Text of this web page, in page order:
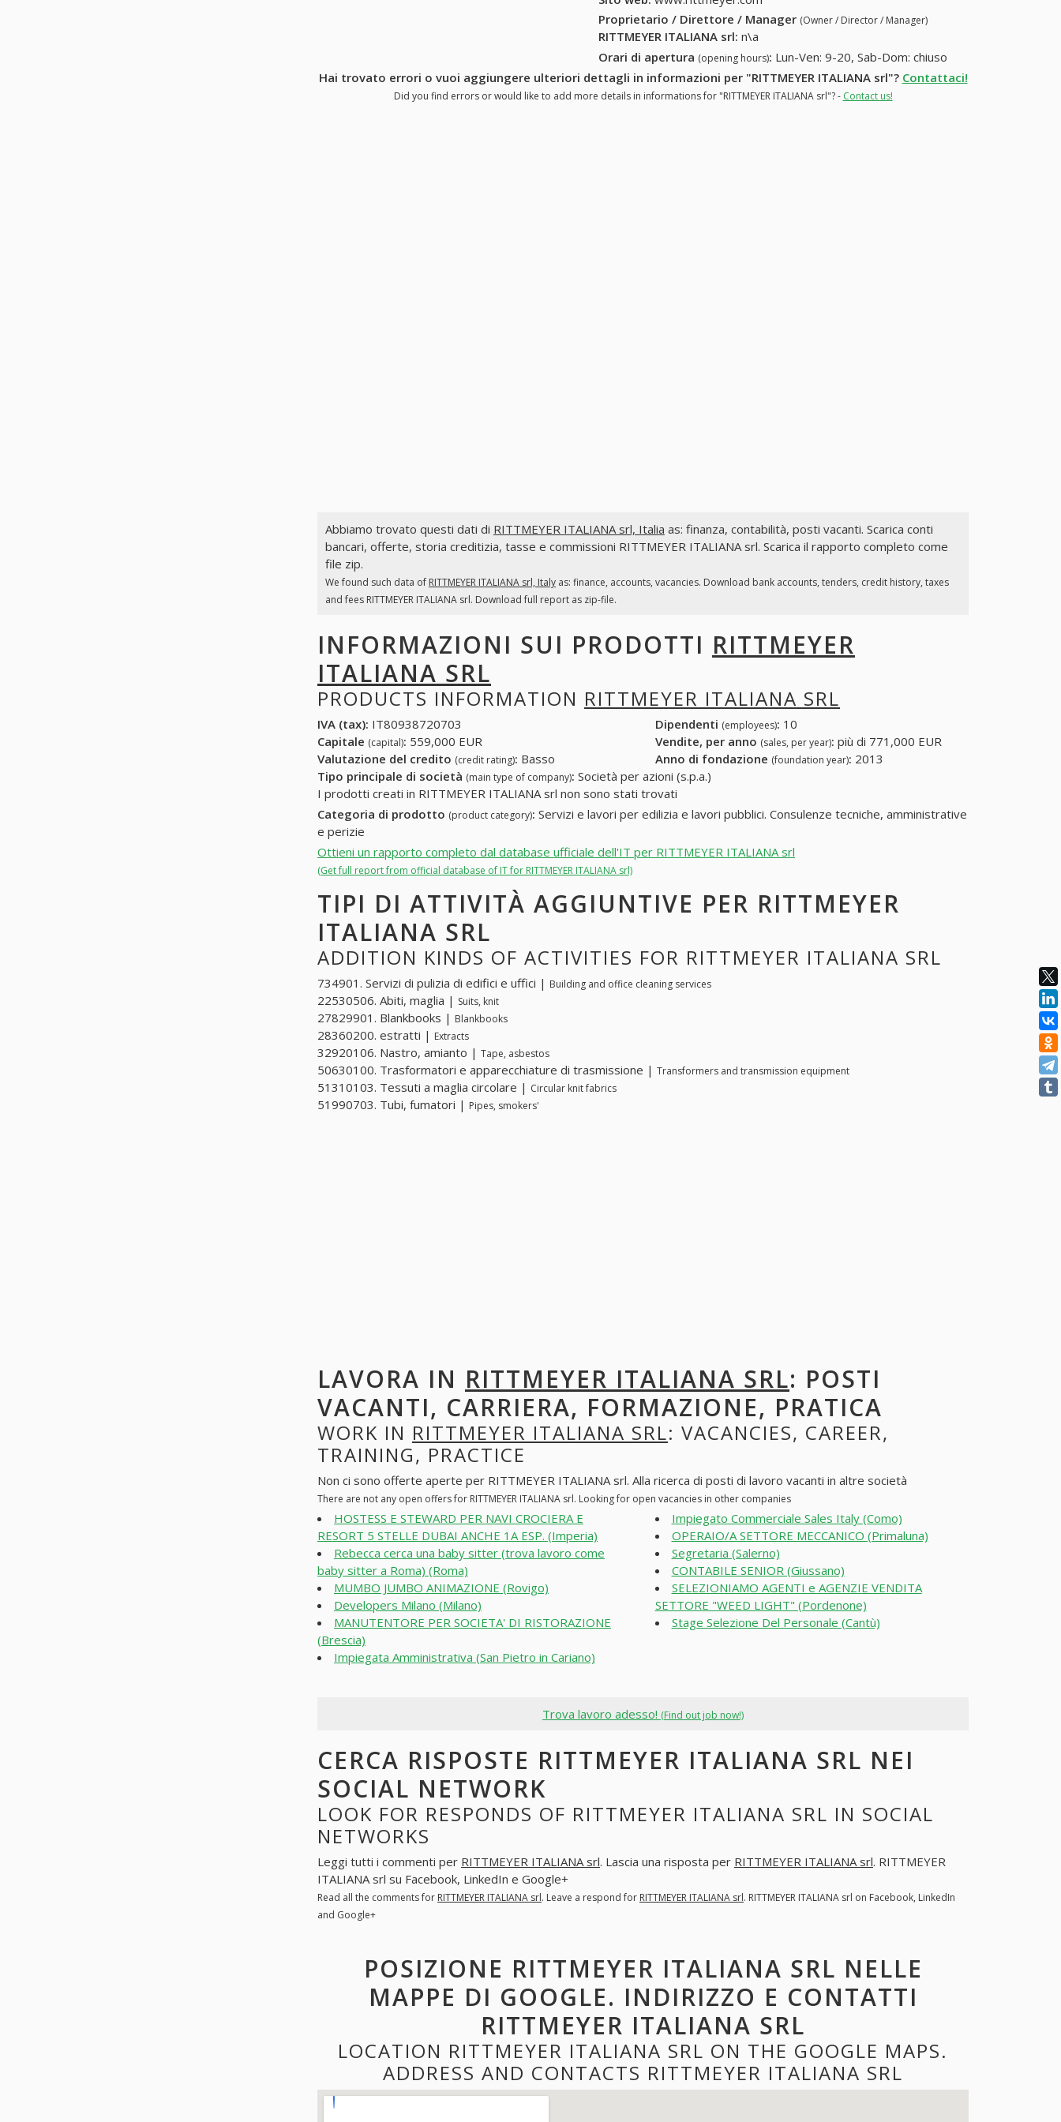
Proprietario / Direttore / Manager (Owner / Director / Manager)
RITTMEYER ITALIANA srl: n\a
Orari di apertura (opening hours): Lun-Ven: 9-20, Sab-Dom: chiuso
Hai trovato errori o vuoi aggiungere ulteriori dettagli in informazioni per "RITTMEYER ITALIANA srl"? Contattaci!
Did you find errors or would like to add more details in informations for "RITTMEYER ITALIANA srl"? - Contact us!
Abbiamo trovato questi dati di RITTMEYER ITALIANA srl, Italia as: finanza, contabilità, posti vacanti. Scarica conti
bancari, offerte, storia creditizia, tasse e commissioni RITTMEYER ITALIANA srl. Scarica il rapporto completo come
file zip.
We found such data of RITTMEYER ITALIANA srl, Italyas: finance, accounts, vacancies. Download bank accounts, tenders, credit history, taxes
and fees RITTMEYER ITALIANA srl. Download full report as zip-file.
INFORMAZIONI SUI PRODOTTI RITTMEYER
ITALIANA SRL
PRODUCTS INFORMATION RITTMEYER ITALIANA SRL
IVA (tax): IT80938720703 Dipendenti (employees): 10
Capitale (capital): 559,000 EUR Vendite, per anno (sales, per year): più di 771,000 EUR
Valutazione del credito (credit rating): Basso Anno di fondazione (foundation year): 2013
Tipo principale di società (main type of company): Società per azioni (s.p.a.)
I prodotti creati in RITTMEYER ITALIANA srl non sono stati trovati
Categoria di prodotto (product category): Servizi e lavori per edilizia e lavori pubblici. Consulenze tecniche, amministrative
e perizie
Ottieni un rapporto completo dal database ufficiale dell'IT per RITTMEYER ITALIANA srl
(Get full report from official database of IT for RITTMEYER ITALIANA srl)
TIPI DI ATTIVITÀ AGGIUNTIVE PER RITTMEYER
ITALIANA SRL
ADDITION KINDS OF ACTIVITIES FOR RITTMEYER ITALIANA SRL
734901. Servizi di pulizia di edifici e uffici | Building and office cleaning services
22530506. Abiti, maglia | Suits, knit
27829901. Blankbooks | Blankbooks
28360200. estratti | Extracts
32920106. Nastro, amianto | Tape, asbestos
50630100. Trasformatori e apparecchiature di trasmissione | Transformers and transmission equipment
51310103. Tessuti a maglia circolare | Circular knit fabrics
51990703. Tubi, fumatori | Pipes, smokers'
LAVORA IN RITTMEYER ITALIANA SRL: POSTI
VACANTI, CARRIERA, FORMAZIONE, PRATICA
WORK IN RITTMEYER ITALIANA SRL: VACANCIES, CAREER,
TRAINING, PRACTICE
Non ci sono offerte aperte per RITTMEYER ITALIANA srl. Alla ricerca di posti di lavoro vacanti in altre società
There are not any open offers for RITTMEYER ITALIANA srl. Looking for open vacancies in other companies
HOSTESS E STEWARD PER NAVI CROCIERA E
RESORT 5 STELLE DUBAI ANCHE 1A ESP. (Imperia)
Rebecca cerca una baby sitter (trova lavoro come
baby sitter a Roma) (Roma)
MUMBO JUMBO ANIMAZIONE (Rovigo)
Developers Milano (Milano)
MANUTENTORE PER SOCIETA' DI RISTORAZIONE
(Brescia)
Impiegata Amministrativa (San Pietro in Cariano)
Impiegato Commerciale Sales Italy (Como)
OPERAIO/A SETTORE MECCANICO (Primaluna)
Segretaria (Salerno)
CONTABILE SENIOR (Giussano)
SELEZIONIAMO AGENTI e AGENZIE VENDITA
SETTORE "WEED LIGHT" (Pordenone)
Stage Selezione Del Personale (Cantù)
Trova lavoro adesso! (Find out job now!)
CERCA RISPOSTE RITTMEYER ITALIANA SRL NEI
SOCIAL NETWORK
LOOK FOR RESPONDS OF RITTMEYER ITALIANA SRL IN SOCIAL
NETWORKS
Leggi tutti i commenti per RITTMEYER ITALIANA srl. Lascia una risposta per RITTMEYER ITALIANA srl. RITTMEYER
ITALIANA srl su Facebook, LinkedIn e Google+
Read all the comments for RITTMEYER ITALIANA srl. Leave a respond for RITTMEYER ITALIANA srl. RITTMEYER ITALIANA srl on Facebook, LinkedIn
and Google+
POSIZIONE RITTMEYER ITALIANA SRL NELLE
MAPPE DI GOOGLE. INDIRIZZO E CONTATTI
RITTMEYER ITALIANA SRL
LOCATION RITTMEYER ITALIANA SRL ON THE GOOGLE MAPS.
ADDRESS AND CONTACTS RITTMEYER ITALIANA SRL